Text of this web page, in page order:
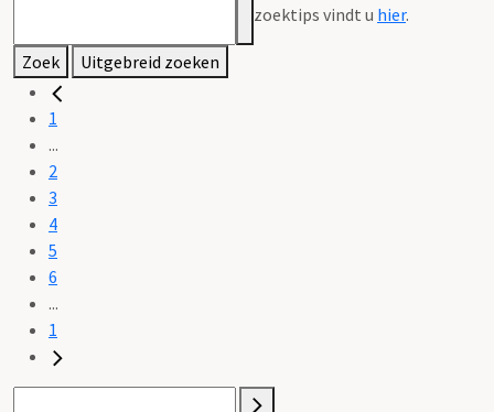
zoektips vindt u hier.
Zoek Uitgebreid zoeken
1
...
2
3
4
5
6
...
1